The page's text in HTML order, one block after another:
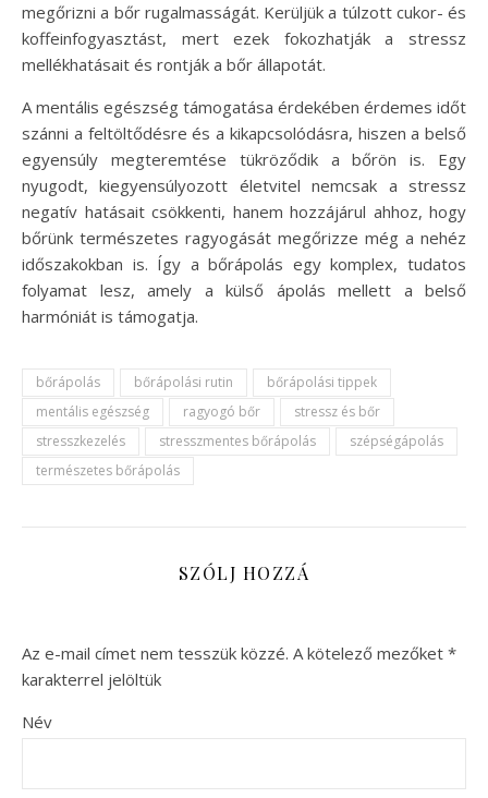
megőrizni a bőr rugalmasságát. Kerüljük a túlzott cukor- és
koffeinfogyasztást, mert ezek fokozhatják a stressz
mellékhatásait és rontják a bőr állapotát.
A mentális egészség támogatása érdekében érdemes időt
szánni a feltöltődésre és a kikapcsolódásra, hiszen a belső
egyensúly megteremtése tükröződik a bőrön is. Egy
nyugodt, kiegyensúlyozott életvitel nemcsak a stressz
negatív hatásait csökkenti, hanem hozzájárul ahhoz, hogy
bőrünk természetes ragyogását megőrizze még a nehéz
időszakokban is. Így a bőrápolás egy komplex, tudatos
folyamat lesz, amely a külső ápolás mellett a belső
harmóniát is támogatja.
bőrápolás bőrápolási rutin
bőrápolási tippek
mentális egészség
ragyogó bőr
stressz és bőr
stresszkezelés
stresszmentes bőrápolás
szépségápolás
természetes bőrápolás
SZÓLJ HOZZÁ
Az e-mail címet nem tesszük közzé. A kötelező mezőket *
karakterrel jelöltük
Név